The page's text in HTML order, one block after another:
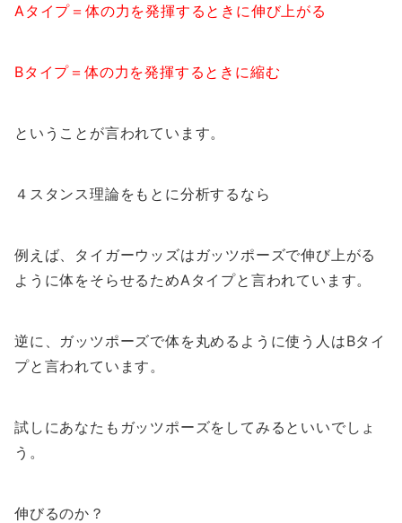
Aタイプ＝体の力を発揮するときに伸び上がる
Bタイプ＝体の力を発揮するときに縮む
ということが言われています。
４スタンス理論をもとに分析するなら
例えば、タイガーウッズはガッツポーズで伸び上がる
ように体をそらせるためAタイプと言われています。
逆に、ガッツポーズで体を丸めるように使う人はBタイ
プと言われています。
試しにあなたもガッツポーズをしてみるといいでしょ
う。
伸びるのか？